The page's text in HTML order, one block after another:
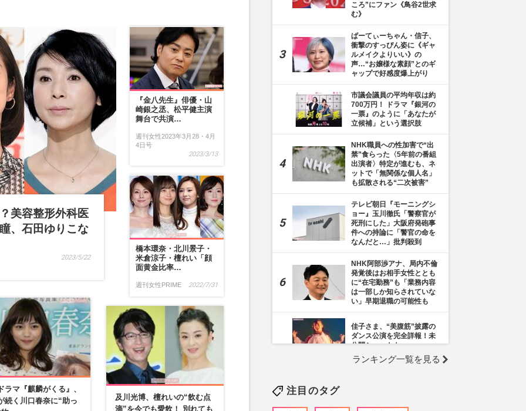
美容整形外科医
、石田ゆりこな
2023/5/22
『金八先生』俳優・山
崎銀之丞、松平健主演
舞台で共演…
週刊女性2023年3月28・4月
4日号
2023/3/13
橋本環奈・北川景子・
米倉涼子・檀れい「顔
面黄金比率…
週刊女性PRIME 2022/7/31
ラマ『麒麟がくる』、
続く川口春奈に“助っ
及川光博、檀れいの“飲む点
滴”を今でも愛飲！ 別れても
ころ”にファン《鳥谷2世求
む》
ぱーてぃーちゃん・信子、
衝撃のすっぴん姿に《ギャ
ルメイクよりいい》の
声…“お嬢様な素顔”とのギ
ャップで好感度爆上がり
市議会議員の平均年収は約
700万円！ ドラマ『銀河の
一票』のように「あなたが
立候補」という選択肢
NHK職員への性加害で“出
禁”食らった〈5年前の番組
出演者〉特定が進むも、ネ
ットで「無関係な個人名」
も拡散される“二次被害”
テレビ朝日『モーニングシ
ョー』玉川徹氏「警察官が
死刑にした」大阪府発砲事
件への持論に「警官の命を
なんだと…」批判殺到
NHK阿部渉アナ、局内不倫
発覚後はお相手女性ととも
に“在宅勤務”も「業務内容
は一部しか知らされていな
い」早期退職の可能性も
佳子さま、“美腹筋”披露の
ダンス公演を完全詳報！未
公開ショットも
ランキング一覧を見る
注目のタグ